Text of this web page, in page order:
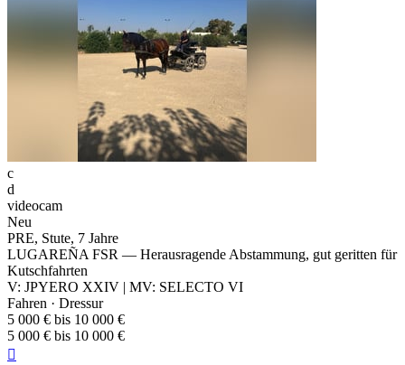
c
d
videocam
Neu
PRE, Stute, 7 Jahre
LUGAREÑA FSR — Herausragende Abstammung, gut geritten für
Kutschfahrten
V: JPYERO XXIV | MV: SELECTO VI
Fahren · Dressur
5 000 € bis 10 000 €
5 000 € bis 10 000 €
